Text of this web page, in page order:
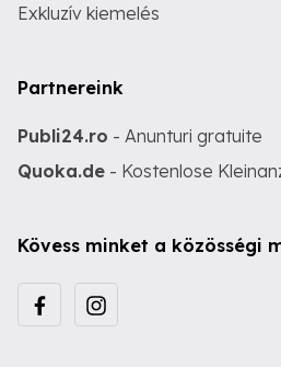
Exkluzív kiemelés
Partnereink
Publi24.ro - Anunturi gratuite
Quoka.de - Kostenlose
Kövess minket a közösségi